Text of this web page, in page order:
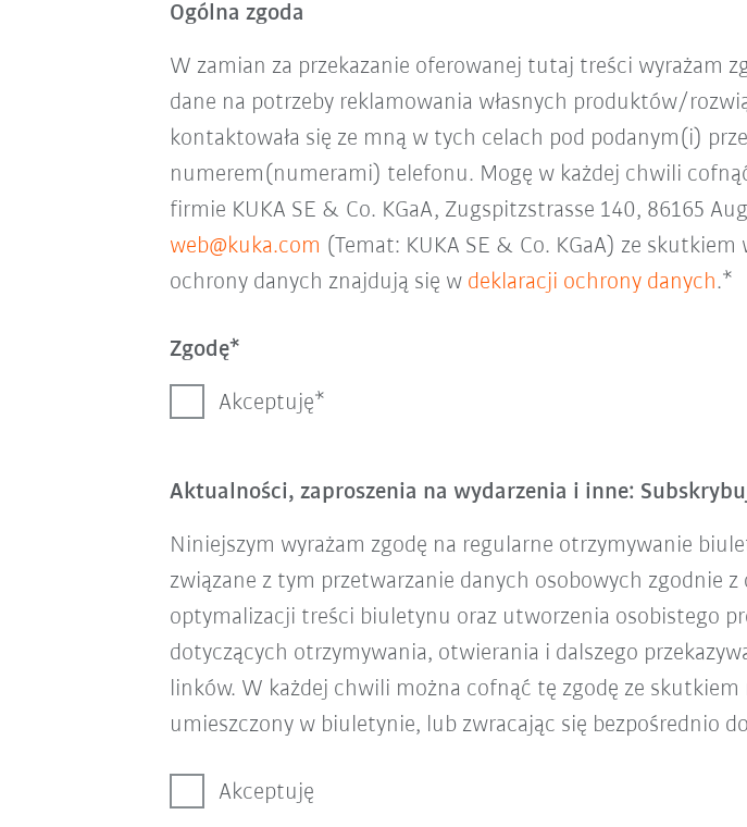
Ogólna zgoda
W zamian za przekazanie oferowanej tutaj treści wyrażam
dane na potrzeby reklamowania własnych produktów/
kontaktowała się ze mną w tych celach pod podanym(i)
numerem(numerami) telefonu. Mogę w każdej chwili
firmie KUKA SE & Co. KGaA, Zugspitzstrasse 140, 86165
web@kuka.com (Temat: KUKA SE & Co. KGaA) ze
ochrony danych znajdują się w deklaracji ochrony danych.*
Zgodę
Akceptuję
Aktualności, zaproszenia na wydarzenia i inne:
Niniejszym wyrażam zgodę na regularne otrzymywanie
związane z tym przetwarzanie danych osobowych zgodnie z
optymalizacji treści biuletynu oraz utworzenia osobistego
dotyczących otrzymywania, otwierania i dalszego
linków. W każdej chwili można cofnąć tę zgodę ze
umieszczony w biuletynie, lub zwracając się bezpośrednio
Akceptuję